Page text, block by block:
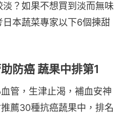
？如果不想買到淡而無味
本蔬菜專家以下6個揀甜
防癌 蔬果中排第1
管，生津止渴，補血安神
薦30種抗癌蔬果中，排名